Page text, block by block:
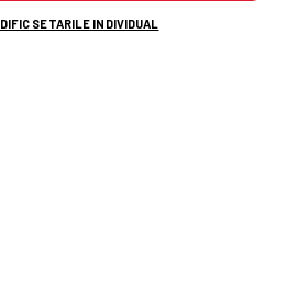
SETARILE INDIVIDUAL